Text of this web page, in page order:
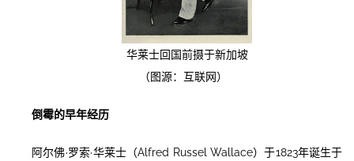
华莱士回国前摄于新加坡
（图源：互联网）
倒霉的早年经历
阿尔佛·罗索·华莱士（Alfred Russel Wallace）于1823年诞生于